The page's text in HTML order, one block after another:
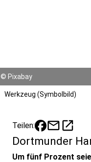
© Pixabay
Werkzeug (Symbolbild)
Teilen: mailopen_in_new
Dortmunder
Um fünf Prozent